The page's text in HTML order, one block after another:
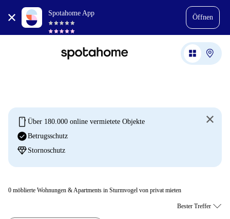
Spotahome App
Öffnen
mobile Über 180.000 online vermietete Objekte
check_circleBetrugsschutz
diamond Stornoschutz
0 möblierte Wohnungen & Apartments in Sturmvogel von privat mieten